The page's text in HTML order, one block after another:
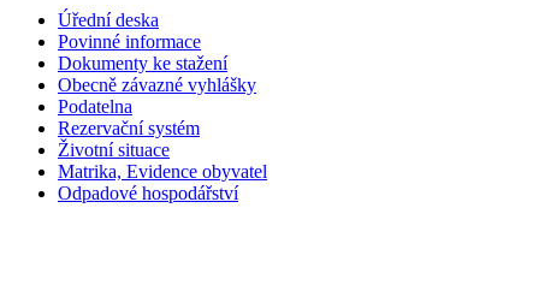
Úřední deska
Povinné informace
Dokumenty ke stažení
Obecně závazné vyhlášky
Podatelna
Rezervační systém
Životní situace
Matrika, Evidence obyvatel
Odpadové hospodářství